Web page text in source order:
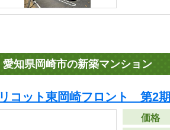
愛知県岡崎市の新築マンション
リコット東岡崎フロント 第2期
価格